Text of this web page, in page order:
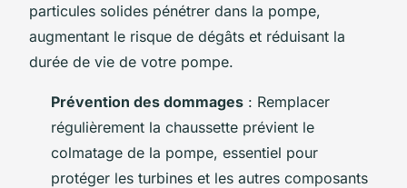
particules solides pénétrer dans la pompe,
augmentant le risque de dégâts et réduisant la
durée de vie de votre pompe.
Prévention des dommages : Remplacer
régulièrement la chaussette prévient le
colmatage de la pompe, essentiel pour
protéger les turbines et les autres composants